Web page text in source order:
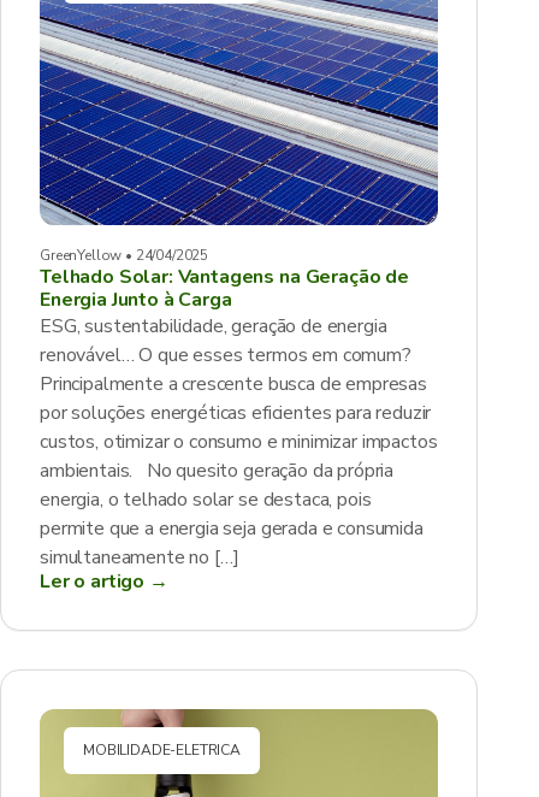
GreenYellow • 24/04/2025
Telhado Solar: Vantagens na Geração de
Energia Junto à Carga
ESG, sustentabilidade, geração de energia
renovável… O que esses termos em comum?
Principalmente a crescente busca de empresas
por soluções energéticas eficientes para reduzir
custos, otimizar o consumo e minimizar impactos
ambientais. No quesito geração da própria
energia, o telhado solar se destaca, pois
permite que a energia seja gerada e consumida
simultaneamente no […]
Ler o artigo →
MOBILIDADE-ELETRICA